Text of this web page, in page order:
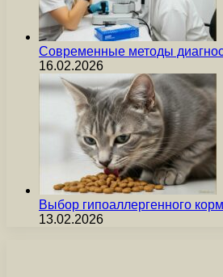
Современные методы
16.02.2026
Выбор гипоаллергенного
13.02.2026